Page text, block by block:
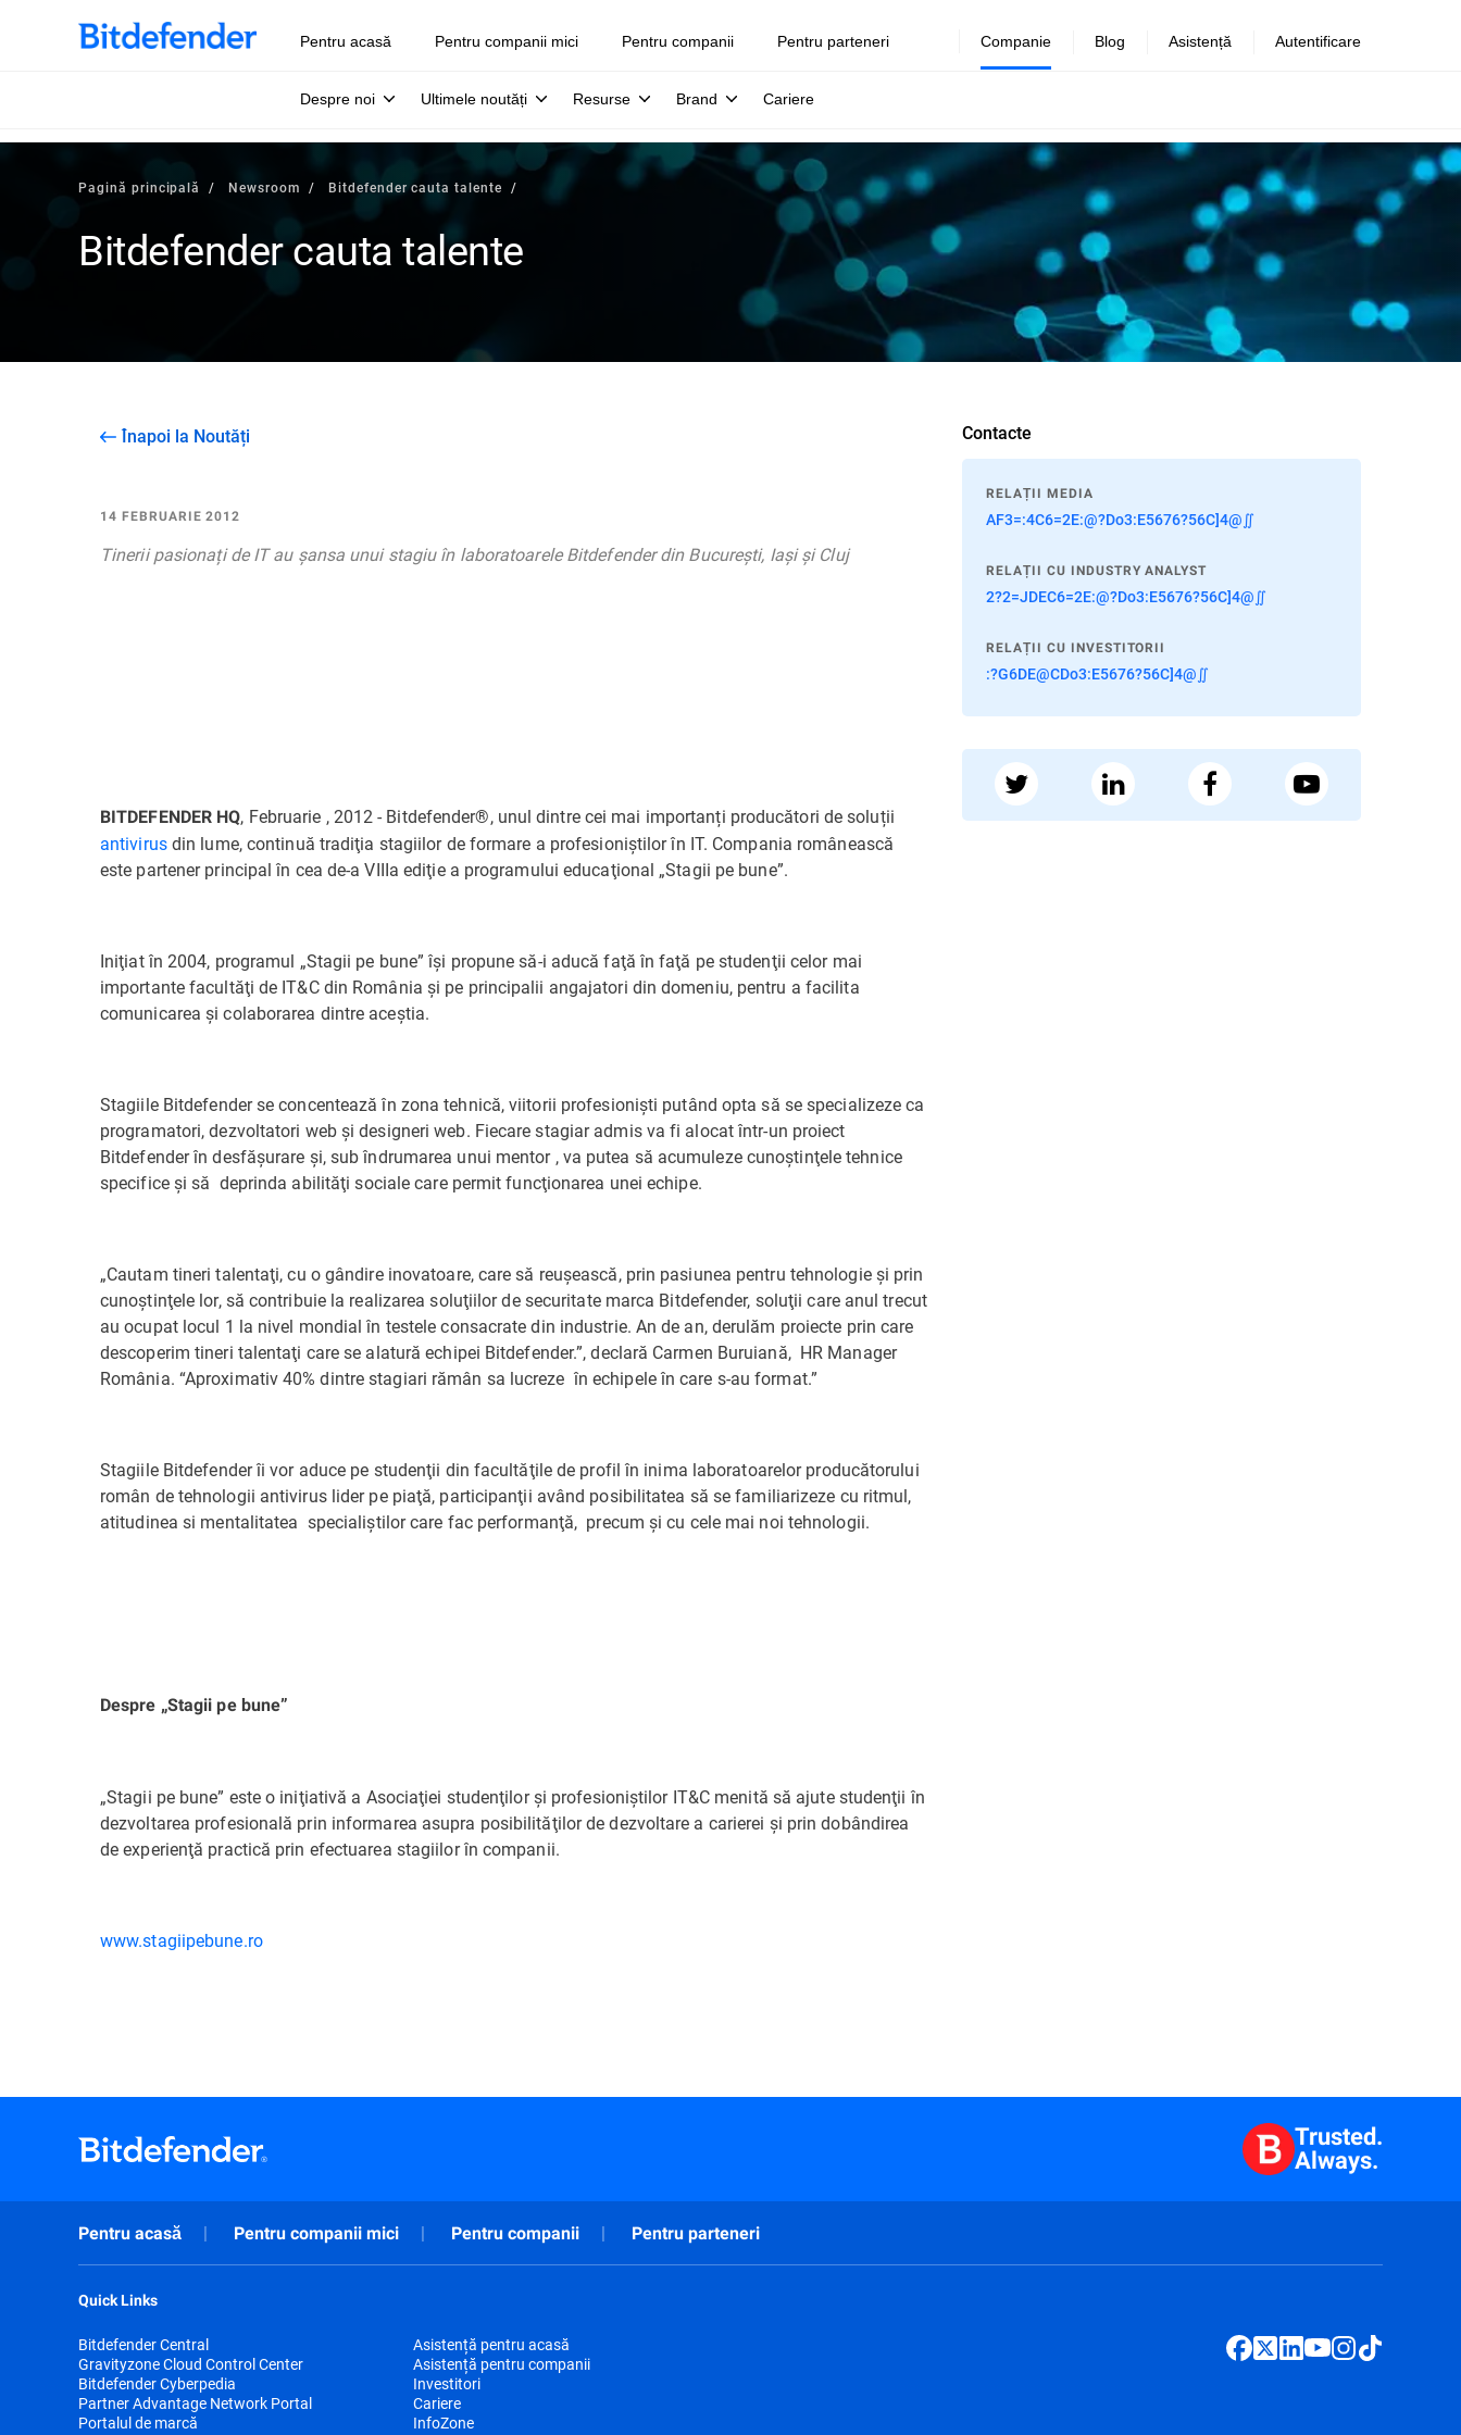
Pentru acasă Pentru companii mici Pentru companii Pentru parteneri Companie
Despre noi Ultimele noutăți Resurse Brand Cariere
Blog Asistență Autentificare
Pagină principală Newsroom Bitdefender cauta talente
Bitdefender cauta talente
Înapoi la Noutăți
14 FEBRUARIE 2012
Tinerii pasionați de IT au șansa unui stagiu în laboratoarele Bitdefender din București, Iași și Cluj
BITDEFENDER HQ, Februarie , 2012 - Bitdefender®, unul dintre cei mai importanți producători de soluții
antivirusdin lume, continuă tradiţia stagiilor de formare a profesioniştilor în IT. Compania românească
este partener principal în cea de-a VIIIa ediţie a programului educaţional „Stagii pe bune”.
Iniţiat în 2004, programul „Stagii pe bune” îşi propune să-i aducă faţă în faţă pe studenţii celor mai
importante facultăţi de IT&C din România şi pe principalii angajatori din domeniu, pentru a facilita
comunicarea şi colaborarea dintre aceştia.
Stagiile Bitdefender se concentează în zona tehnică, viitorii profesionişti putând opta să se specializeze ca
programatori, dezvoltatori web şi designeri web. Fiecare stagiar admis va fi alocat într-un proiect
Bitdefender în desfăşurare şi, sub îndrumarea unui mentor , va putea să acumuleze cunoştinţele tehnice
specifice şi să deprinda abilităţi sociale care permit funcţionarea unei echipe.
„Cautam tineri talentaţi, cu o gândire inovatoare, care să reuşească, prin pasiunea pentru tehnologie şi prin
cunoştinţele lor, să contribuie la realizarea soluţiilor de securitate marca Bitdefender, soluţii care anul trecut
au ocupat locul 1 la nivel mondial în testele consacrate din industrie. An de an, derulăm proiecte prin care
descoperim tineri talentaţi care se alatură echipei Bitdefender.”, declară Carmen Buruiană, HR Manager
România. “Aproximativ 40% dintre stagiari rămân sa lucreze în echipele în care s-au format.”
Stagiile Bitdefender îi vor aduce pe studenţii din facultăţile de profil în inima laboratoarelor producătorului
român de tehnologii antivirus lider pe piaţă, participanţii având posibilitatea să se familiarizeze cu ritmul,
atitudinea si mentalitatea specialiştilor care fac performanţă, precum şi cu cele mai noi tehnologii.
Despre „Stagii pe bune”
„Stagii pe bune” este o iniţiativă a Asociaţiei studenţilor şi profesioniştilor IT&C menită să ajute studenţii în
dezvoltarea profesională prin informarea asupra posibilităţilor de dezvoltare a carierei şi prin dobândirea
de experienţă practică prin efectuarea stagiilor în companii.
www.stagiipebune.ro
Contacte
RELAȚII MEDIA
AF3=:4C6=2E:@?Do3:E5676?56C]4@∬
RELAȚII CU INDUSTRY ANALYST
2?2=JDEC6=2E:@?Do3:E5676?56C]4@∬
RELAȚII CU INVESTITORII
:?G6DE@CDo3:E5676?56C]4@∬
Trusted.
Always.
Pentru acasă Pentru companii mici Pentru companii Pentru parteneri
Quick Links
Bitdefender Central
Gravityzone Cloud Control Center
Bitdefender Cyberpedia
Partner Advantage Network Portal
Portalul de marcă
Asistență pentru acasă
Asistență pentru companii
Investitori
Cariere
InfoZone